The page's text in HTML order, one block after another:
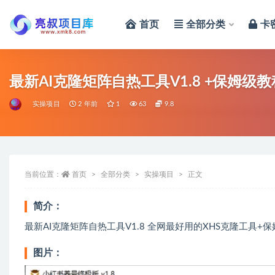
首页 全部分类 卡
最新AI克隆矩阵自热工具V1.8 +保姆级教
实操项目 2 年前 1 63 9.8
当前位置： 首页 全部分类 实操项目 正文
简介：
最新AI克隆矩阵自热工具V1.8 全网最好用的XHS克隆工具+
图片：